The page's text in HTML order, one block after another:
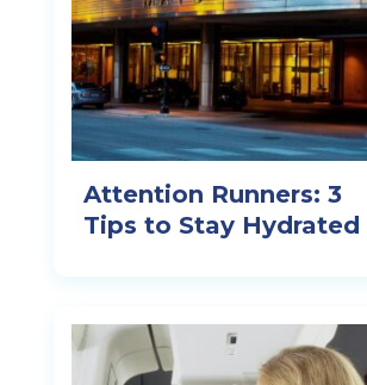
Attention Runners: 3
Tips to Stay Hydrated